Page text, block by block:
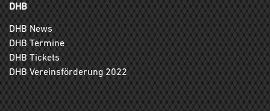
DHB
DHB News
DHB Termine
DHB Tickets
DHB Vereinsförderung 2022